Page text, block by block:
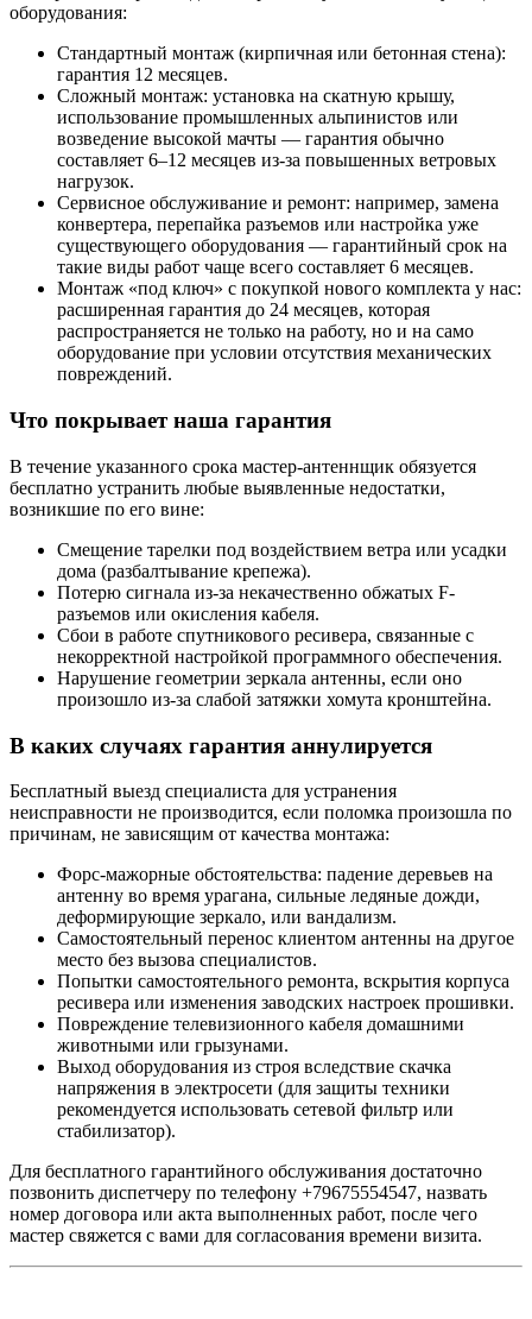
оборудования:
Стандартный монтаж (кирпичная или бетонная стена):
гарантия 12 месяцев.
Сложный монтаж: установка на скатную крышу,
использование промышленных альпинистов или
возведение высокой мачты — гарантия обычно
составляет 6–12 месяцев из-за повышенных ветровых
нагрузок.
Сервисное обслуживание и ремонт: например, замена
конвертера, перепайка разъемов или настройка уже
существующего оборудования — гарантийный срок на
такие виды работ чаще всего составляет 6 месяцев.
Монтаж «под ключ» с покупкой нового комплекта у нас:
расширенная гарантия до 24 месяцев, которая
распространяется не только на работу, но и на само
оборудование при условии отсутствия механических
повреждений.
Что покрывает наша гарантия
В течение указанного срока мастер-антеннщик обязуется
бесплатно устранить любые выявленные недостатки,
возникшие по его вине:
Смещение тарелки под воздействием ветра или усадки
дома (разбалтывание крепежа).
Потерю сигнала из-за некачественно обжатых F-
разъемов или окисления кабеля.
Сбои в работе спутникового ресивера, связанные с
некорректной настройкой программного обеспечения.
Нарушение геометрии зеркала антенны, если оно
произошло из-за слабой затяжки хомута кронштейна.
В каких случаях гарантия аннулируется
Бесплатный выезд специалиста для устранения
неисправности не производится, если поломка произошла по
причинам, не зависящим от качества монтажа:
Форс-мажорные обстоятельства: падение деревьев на
антенну во время урагана, сильные ледяные дожди,
деформирующие зеркало, или вандализм.
Самостоятельный перенос клиентом антенны на другое
место без вызова специалистов.
Попытки самостоятельного ремонта, вскрытия корпуса
ресивера или изменения заводских настроек прошивки.
Повреждение телевизионного кабеля домашними
животными или грызунами.
Выход оборудования из строя вследствие скачка
напряжения в электросети (для защиты техники
рекомендуется использовать сетевой фильтр или
стабилизатор).
Для бесплатного гарантийного обслуживания достаточно
позвонить диспетчеру по телефону +79675554547, назвать
номер договора или акта выполненных работ, после чего
мастер свяжется с вами для согласования времени визита.